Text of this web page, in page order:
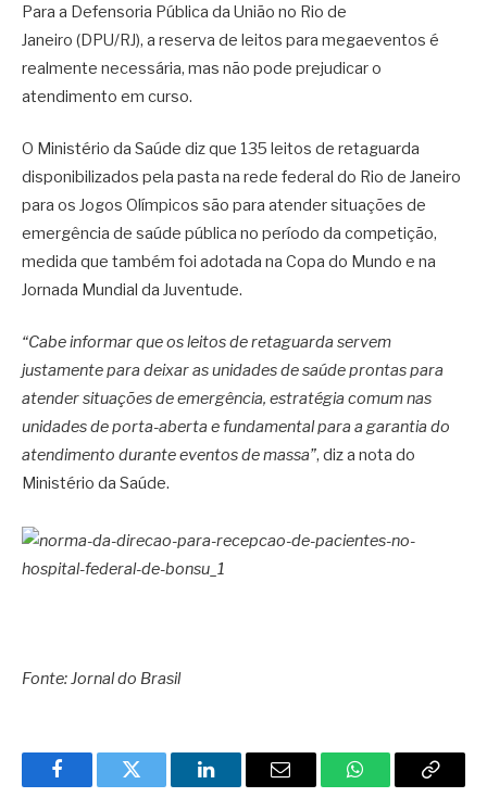
Para a Defensoria Pública da União no Rio de
Janeiro (DPU/RJ), a reserva de leitos para megaeventos é
realmente necessária, mas não pode prejudicar o
atendimento em curso.
O Ministério da Saúde diz que 135 leitos de retaguarda
disponibilizados pela pasta na rede federal do Rio de Janeiro
para os Jogos Olímpicos são para atender situações de
emergência de saúde pública no período da competição,
medida que também foi adotada na Copa do Mundo e na
Jornada Mundial da Juventude.
“Cabe informar que os leitos de retaguarda servem
justamente para deixar as unidades de saúde prontas para
atender situações de emergência, estratégia comum nas
unidades de porta-aberta e fundamental para a garantia do
atendimento durante eventos de massa”, diz a nota do
Ministério da Saúde.
Fonte: Jornal do Brasil
FacebookTwitter LinkedInEmail WhatsAppCopy